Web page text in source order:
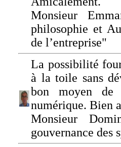
Monsieur
philosophie et
de l’entreprise"
La possibilité
à la toile sans
bon moyen de
numérique. Bien
Monsieur
gouvernance des